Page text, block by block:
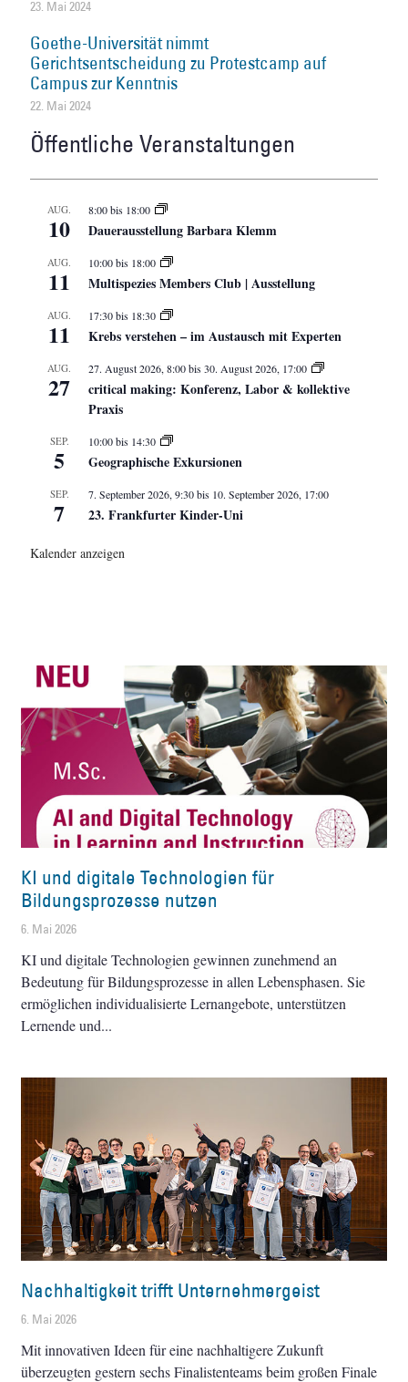
23. Mai 2024
Goethe-Universität nimmt
Gerichtsentscheidung zu Protestcamp auf
Campus zur Kenntnis
22. Mai 2024
Öffentliche Veranstaltungen
AUG.
10
8:00bis 18:00
Dauerausstellung Barbara Klemm
AUG.
11
10:00bis 18:00
Multispezies Members Club | Ausstellung
AUG.
11
17:30bis 18:30
Krebs verstehen – im Austausch mit Experten
AUG.
27
27. August 2026, 8:00bis30. August 2026, 17:00
critical making: Konferenz, Labor & kollektive
Praxis
SEP.
5
10:00bis 14:30
Geographische Exkursionen
SEP.
7
7. September 2026, 9:30bis 10. September 2026, 17:00
23. Frankfurter Kinder-Uni
Kalender anzeigen
KI und digitale Technologien für
Bildungsprozesse nutzen
6. Mai 2026
KI und digitale Technologien gewinnen zunehmend an
Bedeutung für Bildungsprozesse in allen Lebensphasen. Sie
ermöglichen individualisierte Lernangebote, unterstützen
Lernende und
Nachhaltigkeit trifft Unternehmergeist
6. Mai 2026
Mit innovativen Ideen für eine nachhaltigere Zukunft
überzeugten gestern sechs Finalistenteams beim großen Finale